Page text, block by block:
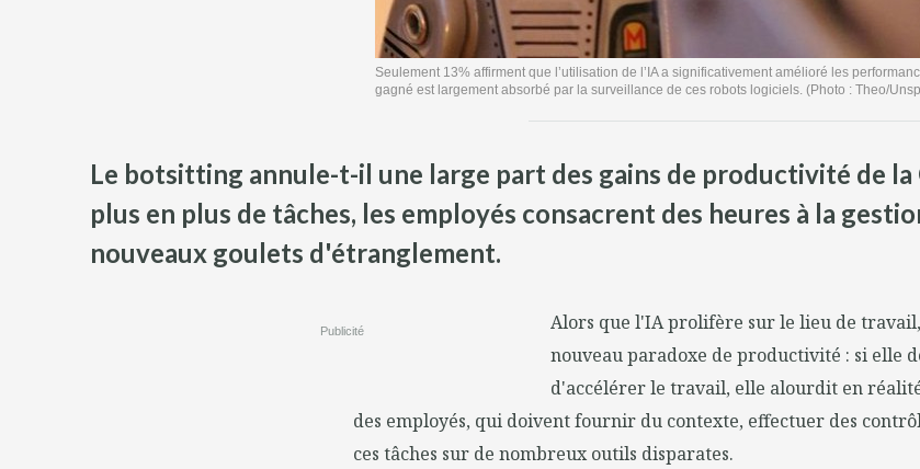
Seulement 13% affirment que l’utilisation de l’IA a significativement amélioré les
gagné est largement absorbé par la surveillance de ces robots logiciels. (Photo : Theo/
Le botsitting annule-t-il une large part des gains de productivité de
plus en plus de tâches, les employés consacrent des heures à la
nouveaux goulets d'étranglement.
Publicité
Alors que l'IA prolifère sur le lieu de
nouveau paradoxe de productivité : si elle
d'accélérer le travail, elle alourdit en
des employés, qui doivent fournir du contexte, effectuer des
ces tâches sur de nombreux outils disparates.